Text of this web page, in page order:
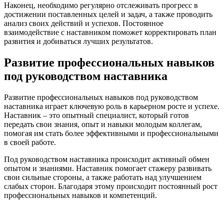
Наконец, необходимо регулярно отслеживать прогресс в
достижении поставленных целей и задач, а также проводить
анализ своих действий и успехов. Постоянное
взаимодействие с наставником поможет корректировать план
развития и добиваться лучших результатов.
Развитие профессиональных навыков
под руководством наставника
Развитие профессиональных навыков под руководством
наставника играет ключевую роль в карьерном росте и успехе.
Наставник – это опытный специалист, который готов
передать свои знания, опыт и навыки молодым коллегам,
помогая им стать более эффективными и профессиональными
в своей работе.
Под руководством наставника происходит активный обмен
опытом и знаниями. Наставник помогает стажеру развивать
свои сильные стороны, а также работать над улучшением
слабых сторон. Благодаря этому происходит постоянный рост
профессиональных навыков и компетенций.